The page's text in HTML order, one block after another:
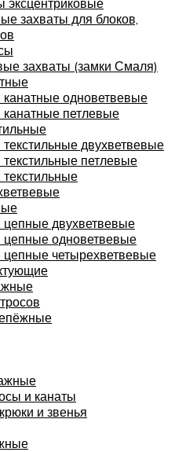
захваты для блоков,
захваты (замки Смаля)
одноветвевые
петлевые
двухветвевые
петлевые
двухветвевые
одноветвевые
четырехветвевые
и канаты
и звенья